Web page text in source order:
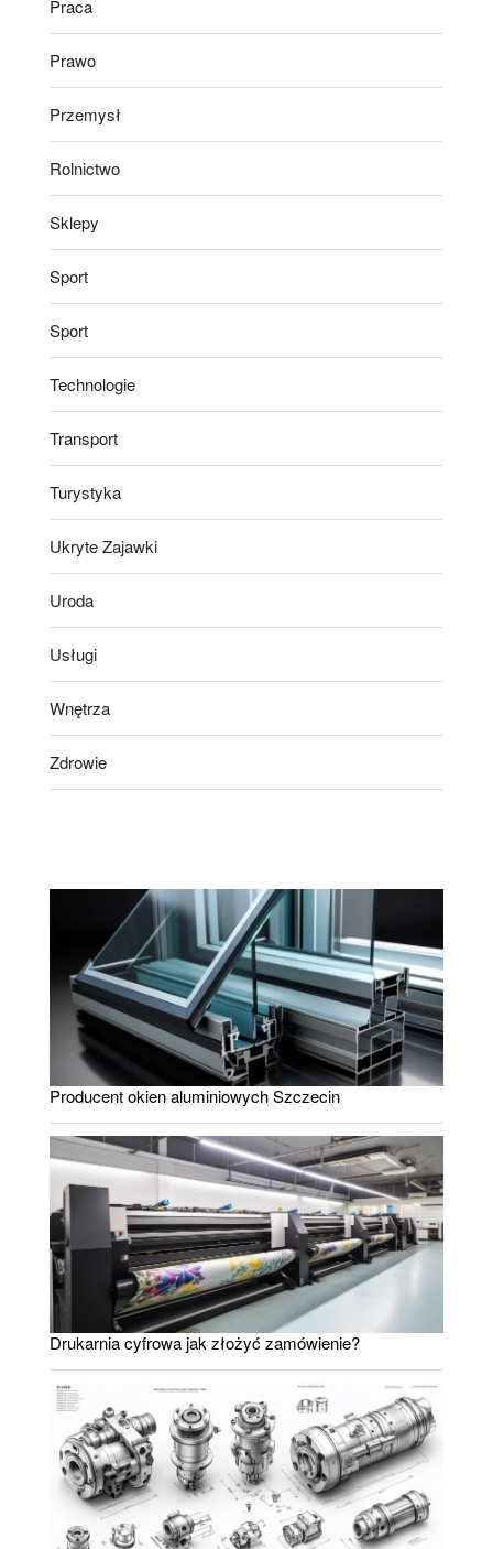
Praca
Prawo
Przemysł
Rolnictwo
Sklepy
Sport
Sport
Technologie
Transport
Turystyka
Ukryte Zajawki
Uroda
Usługi
Wnętrza
Zdrowie
Producent okien aluminiowych Szczecin
Drukarnia cyfrowa jak złożyć zamówienie?